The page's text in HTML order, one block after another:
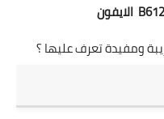
الايفون
ومفيدة تعرف عليها ؟